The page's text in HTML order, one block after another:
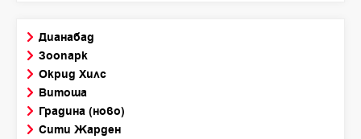
Дианабад
Зоопарк
Окрид Хилс
Витоша
Градина (ново)
Сити Жарден